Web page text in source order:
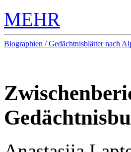
MEHR
Biographien / Gedächtnisblätter nach